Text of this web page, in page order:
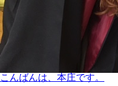
こんばんは、本庄です。